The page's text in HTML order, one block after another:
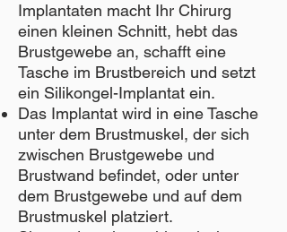
Implantaten macht Ihr Chirurg
einen kleinen Schnitt, hebt das
Brustgewebe an, schafft eine
Tasche im Brustbereich und setzt
ein Silikongel-Implantat ein.
Das Implantat wird in eine Tasche
unter dem Brustmuskel, der sich
zwischen Brustgewebe und
Brustwand befindet, oder unter
dem Brustgewebe und auf dem
Brustmuskel platziert.